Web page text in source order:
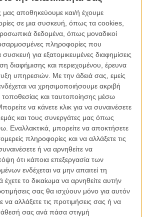
μας αποθηκεύουμε και/ή έχουμε
σε μια συσκευή, όπως τα cookies,
δεδομένα, όπως μοναδικοί
πληροφορίες που
για εξατομικευμένες διαφημίσεις
διαφήμισης και περιεχομένου, έρευνα
υπηρεσιών. Με την άδειά σας, εμείς
να χρησιμοποιήσουμε ακριβή
και ταυτοποίησης μέσω
να κάνετε κλικ για να συναινέσετε
και τους συνεργάτες μας όπως
Εναλλακτικά, μπορείτε να αποκτήσετε
πληροφορίες και να αλλάξετε τις
ή να αρνηθείτε να
ότι κάποια επεξεργασία των
ενδέχεται να μην απαιτεί τη
το δικαίωμα να αρνηθείτε αυτήν
σας θα ισχύουν μόνο για αυτόν
να αλλάξετε τις προτιμήσεις σας ή να
σας ανά πάσα στιγμή
από ταινία. Ζωντανή τζαζ από μια
μουσικών, σαμπάνια ρέουσα,
παγανιστικής τελετής, βίτσια,
βιασμοί.
Σαζέλ, του«Whiplash», του«First
, θα προσγειώσει τούς ήρωές του, για ν'
με το σινεμά, για το σινεμά. Εκεί θα
Κόνραντ, για πρώτη φορά αντιμέτωπος
Μάνι, τυχοδιώκτης που
και γι' αυτό το λόγο θ' αποκηρύξει
του και θα υποδυθεί τον Ισπανό και η Νέλι
κατασκευασμένο προφίλ, η ατρόμητη
όλα, στους ρόλους της, στον τζόγο, στο
αυτοκαταστροφικό πάθος. Στη μετάβαση
από την αφάνεια στο
στα σουρελιστικά πλούτη κι από τη
οι τρεις ήρωες θα γίνουν το όχημα
ταινία της χρονιάς.